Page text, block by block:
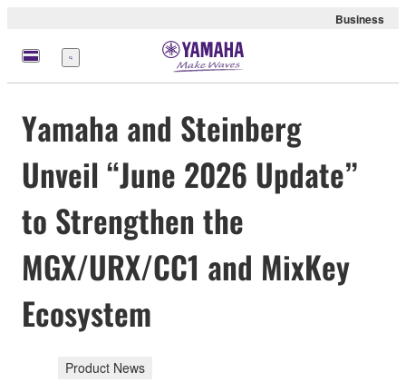
Business
meny
Yamaha and Steinberg
Unveil “June 2026 Update”
to Strengthen the
MGX/URX/CC1 and MixKey
Ecosystem
Product News